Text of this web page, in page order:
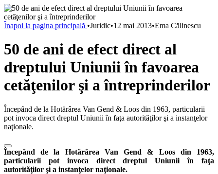
Înapoi la pagina principală •Juridic•12 mai 2013•Ema Călinescu
50 de ani de efect direct al
dreptului Uniunii în favoarea
cetăţenilor şi a întreprinderilor
Începând de la Hotărârea Van Gend & Loos din 1963, particularii
pot invoca direct dreptul Uniunii în faţa autorităţilor şi a instanţelor
naţionale.
Începând de la Hotărârea Van Gend & Loos din 1963,
particularii pot invoca direct dreptul Uniunii în faţa
autorităţilor şi a instanţelor naţionale.